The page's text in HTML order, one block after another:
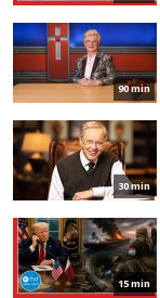
90 min
30 min
15 min